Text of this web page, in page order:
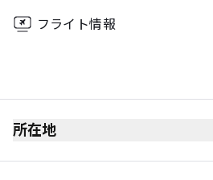
フライト情報
所在地
出発ロビー